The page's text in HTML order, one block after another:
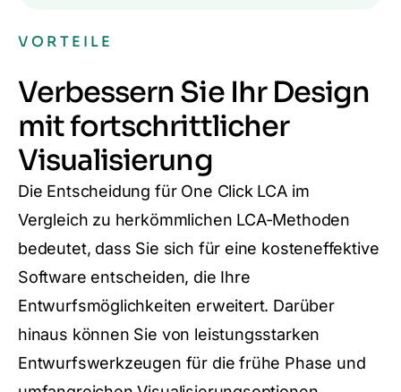
VORTEILE
Verbessern Sie Ihr Design
mit fortschrittlicher
Visualisierung
Die Entscheidung für One Click LCA im
Vergleich zu herkömmlichen LCA-Methoden
bedeutet, dass Sie sich für eine kosteneffektive
Software entscheiden, die Ihre
Entwurfsmöglichkeiten erweitert. Darüber
hinaus können Sie von leistungsstarken
Entwurfswerkzeugen für die frühe Phase und